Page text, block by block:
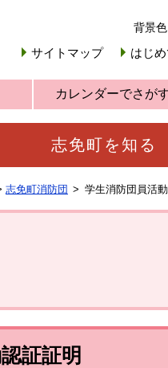
背景色
サイトマップ はじ
カレンダーでさが
志免町を知る
志免町消防団 学生消防団員活
証証明